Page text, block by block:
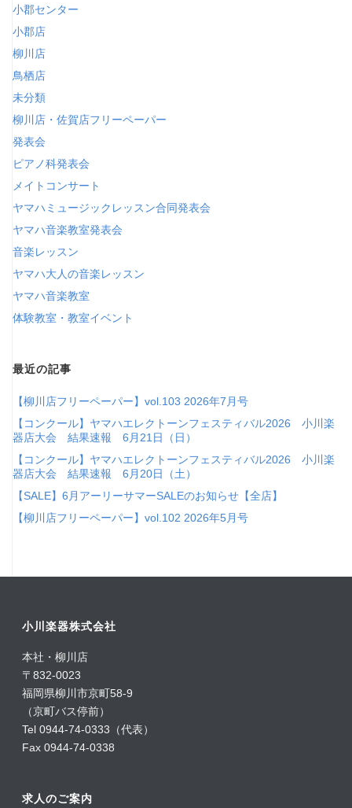
小郡センター
小郡店
柳川店
鳥栖店
未分類
柳川店・佐賀店フリーペーパー
発表会
ピアノ科発表会
メイトコンサート
ヤマハミュージックレッスン合同発表会
ヤマハ音楽教室発表会
音楽レッスン
ヤマハ大人の音楽レッスン
ヤマハ音楽教室
体験教室・教室イベント
最近の記事
【柳川店フリーペーパー】vol.103 2026年7月号
【コンクール】ヤマハエレクトーンフェスティバル2026 小川楽
器店大会 結果速報 6月21日（日）
【コンクール】ヤマハエレクトーンフェスティバル2026 小川楽
器店大会 結果速報 6月20日（土）
【SALE】6月アーリーサマーSALEのお知らせ【全店】
【柳川店フリーペーパー】vol.102 2026年5月号
小川楽器株式会社
本社・柳川店
〒832-0023
福岡県柳川市京町58-9
（京町バス停前）
Tel 0944-74-0333（代表）
Fax 0944-74-0338
求人のご案内